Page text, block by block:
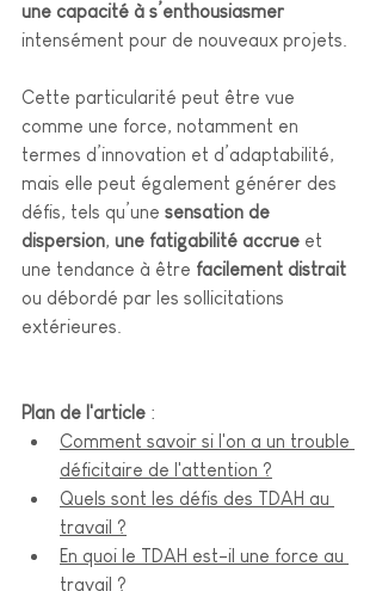
une capacité à s’enthousiasmer
intensément pour de nouveaux projets.
Cette particularité peut être vue
comme une force, notamment en
termes d’innovation et d’adaptabilité,
mais elle peut également générer des
défis, tels qu’une sensation de
dispersion, une fatigabilité accrue et
une tendance à être facilement distrait
ou débordé par les sollicitations
extérieures.
Plan de l'article :
Comment savoir si l'on a un trouble
déficitaire de l'attention ?
Quels sont les défis des TDAH au
travail ?
En quoi le TDAH est-il une force au
travail ?